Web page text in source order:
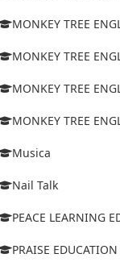
MONKEY TREE
MONKEY TREE
MONKEY TREE
MONKEY TREE
Musica
Nail Talk
PEACE LEARNING
PRAISE